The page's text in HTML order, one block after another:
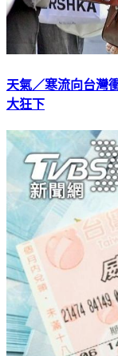
天氣／寒流向台灣
大狂下